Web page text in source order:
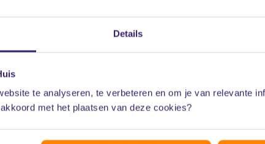
Details
te analyseren, te verbeteren en om je van relevante
met het plaatsen van deze cookies?
en verliet je je eigen woning. De woning
(op 1 augustus 2026), dan komt de woning
Belastingdienst voor box 3 is echter 1 januari
3. Nog eens twee jaar later (vanaf 2029 dus)